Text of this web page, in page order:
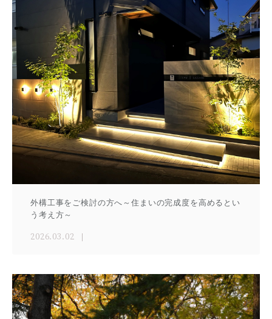
外構工事をご検討の方へ～住まいの完成度を高めるとい
う考え方～
2026.03.02